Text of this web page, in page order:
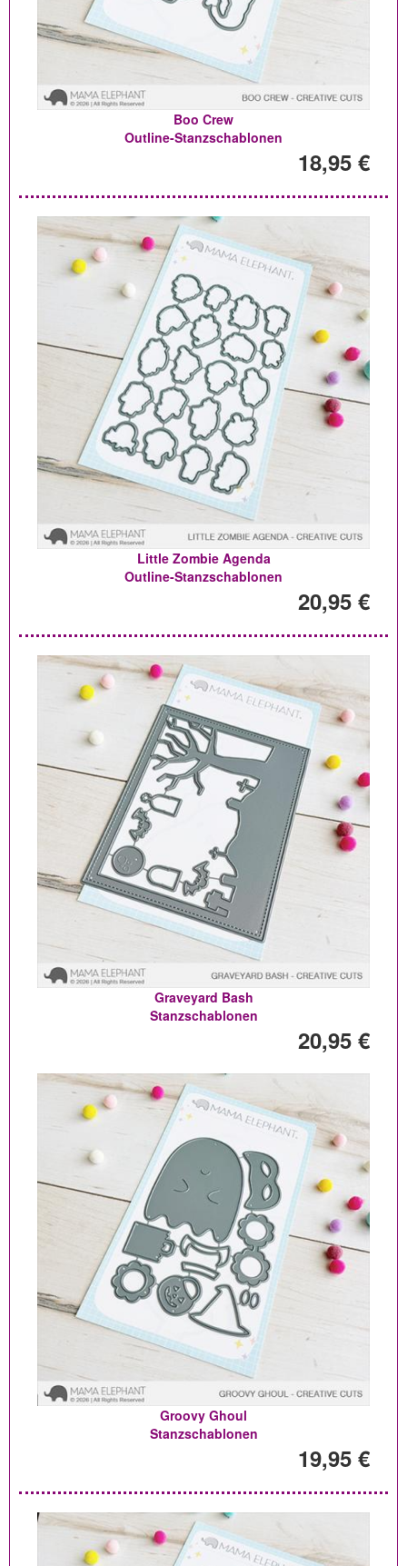
Boo Crew
Outline-Stanzschablonen
18,95 €
Little Zombie Agenda
Outline-Stanzschablonen
20,95 €
Graveyard Bash
Stanzschablonen
20,95 €
Groovy Ghoul
Stanzschablonen
19,95 €